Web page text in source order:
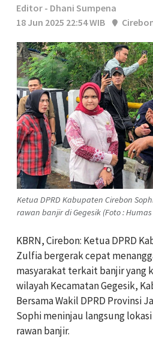
Editor - Dhani Sumpena
18 Jun 2025 22:54 WIB
Ketua DPRD Kabupaten Cirebon
rawan banjir di Gegesik (Foto : Humas
KBRN, Cirebon: Ketua DPRD
Zulfia bergerak cepat
masyarakat terkait banjir yang
wilayah Kecamatan Gegesik,
Bersama Wakil DPRD Provinsi
Sophi meninjau langsung
rawan banjir.